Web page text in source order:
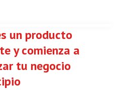
un producto
y comienza a
tu negocio